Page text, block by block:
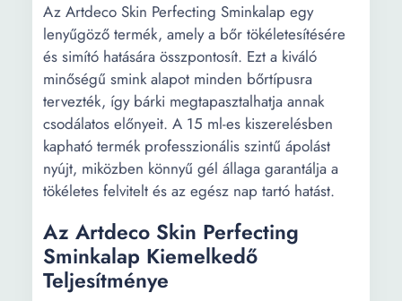
Az Artdeco Skin Perfecting Sminkalap egy
lenyűgöző termék, amely a bőr tökéletesítésére
és simító hatására összpontosít. Ezt a kiváló
minőségű smink alapot minden bőrtípusra
tervezték, így bárki megtapasztalhatja annak
csodálatos előnyeit. A 15 ml-es kiszerelésben
kapható termék professzionális szintű ápolást
nyújt, miközben könnyű gél állaga garantálja a
tökéletes felvitelt és az egész nap tartó hatást.
Az Artdeco Skin Perfecting
Sminkalap Kiemelkedő
Teljesítménye